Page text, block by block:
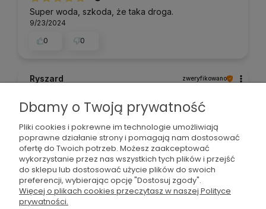
Super woda, szkoda, że taka droga.
9/23/2024
0
0
Ryszard zweryfikowano
Produkt wysokiej jakości. Polecam.
0
0
Eliza zweryfikowano
5
Super smak
Dbamy o Twoją prywatność
Pliki cookies i pokrewne im technologie umożliwiają
poprawne działanie strony i pomagają nam dostosować
ofertę do Twoich potrzeb. Możesz zaakceptować
wykorzystanie przez nas wszystkich tych plików i przejść
do sklepu lub dostosować użycie plików do swoich
preferencji, wybierając opcję "Dostosuj zgody".
Więcej o plikach cookies przeczytasz w naszej Polityce
prywatności.